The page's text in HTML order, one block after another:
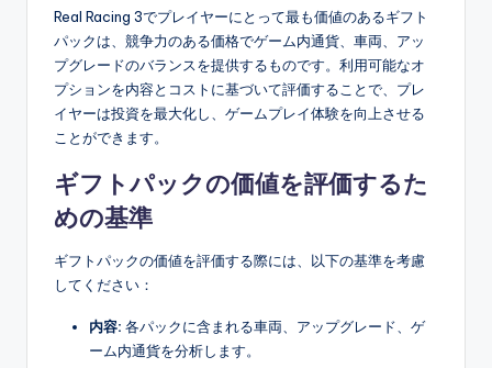
Real Racing 3でプレイヤーにとって最も価値のあるギフト
パックは、競争力のある価格でゲーム内通貨、車両、アッ
プグレードのバランスを提供するものです。利用可能なオ
プションを内容とコストに基づいて評価することで、プレ
イヤーは投資を最大化し、ゲームプレイ体験を向上させる
ことができます。
ギフトパックの価値を評価するた
めの基準
ギフトパックの価値を評価する際には、以下の基準を考慮
してください：
内容: 各パックに含まれる車両、アップグレード、ゲ
ーム内通貨を分析します。